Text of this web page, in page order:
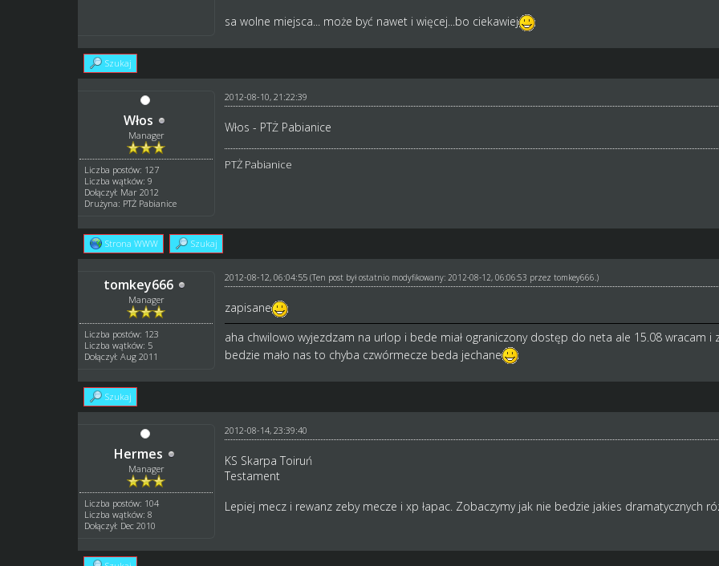
sa wolne miejsca... może być nawet i więcej...bo ciekawiej
Szukaj
Włos
Manager
Liczba postów: 127
Liczba wątków: 9
Dołączył: Mar 2012
Drużyna: PTŻ Pabianice
2012-08-10, 21:22:39
Włos - PTŻ Pabianice
PTŻ Pabianice
Strona WWW Szukaj
tomkey666
Manager
Liczba postów: 123
Liczba wątków: 5
Dołączył: Aug 2011
2012-08-12, 06:04:55 (Ten post był ostatnio modyfikowany: 2012-08-12, 06:06:53 przez tomkey666.)
zapisane
aha chwilowo wyjezdzam na urlop i bede miał ograniczony dostęp do neta ale 15.08 wracam i
bedzie mało nas to chyba czwórmecze beda jechane
Szukaj
Hermes
Manager
Liczba postów: 104
Liczba wątków: 8
Dołączył: Dec 2010
2012-08-14, 23:39:40
KS Skarpa Toiruń
Testament
Lepiej mecz i rewanz zeby mecze i xp łapac. Zobaczymy jak nie bedzie jakies dramatycznych